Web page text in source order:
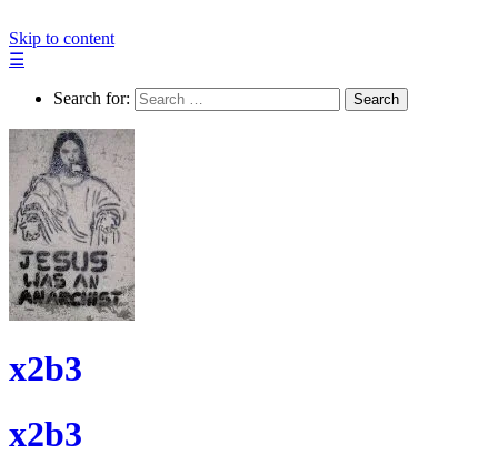
Skip to content
☰
Search for: Search
x2b3
x2b3